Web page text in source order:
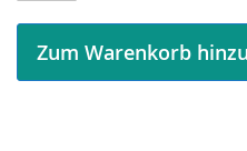
Zum Warenkorb